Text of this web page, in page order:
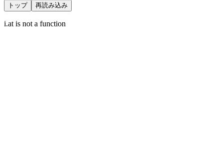
トップ 再読み込み
i.at is not a function